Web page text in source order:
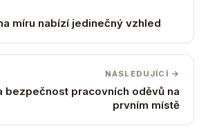
míru nabízí jedinečný vzhled
NÁSLEDUJÍCÍ →
bezpečnost pracovních oděvů na
prvním místě